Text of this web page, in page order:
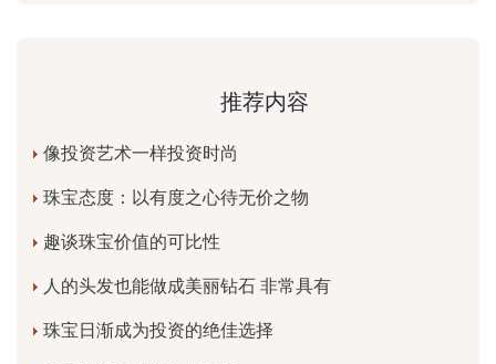
推荐内容
像投资艺术一样投资时尚
珠宝态度：以有度之心待无价之物
趣谈珠宝价值的可比性
人的头发也能做成美丽钻石 非常具有
珠宝日渐成为投资的绝佳选择